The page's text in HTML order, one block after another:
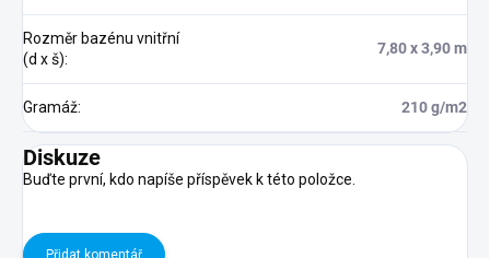
Rozměr bazénu vnitřní
(d x š):
7,80 x 3,90 m
Gramáž: 210 g/m2
Diskuze
Buďte první, kdo napíše příspěvek k této položce.
Přidat komentář